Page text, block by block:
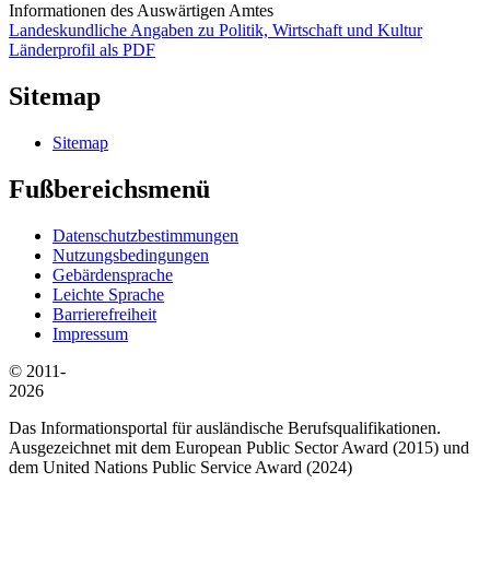
Informationen des Auswärtigen Amtes
Landeskundliche Angaben zu Politik, Wirtschaft und Kultur
Länderprofil als PDF
Sitemap
Sitemap
Fußbereichsmenü
Datenschutzbestimmungen
Nutzungsbedingungen
Gebärdensprache
Leichte Sprache
Barrierefreiheit
Impressum
© 2011-
2026
Das Informationsportal für ausländische Berufsqualifikationen.
Ausgezeichnet mit dem European Public Sector Award (2015) und
dem United Nations Public Service Award (2024)